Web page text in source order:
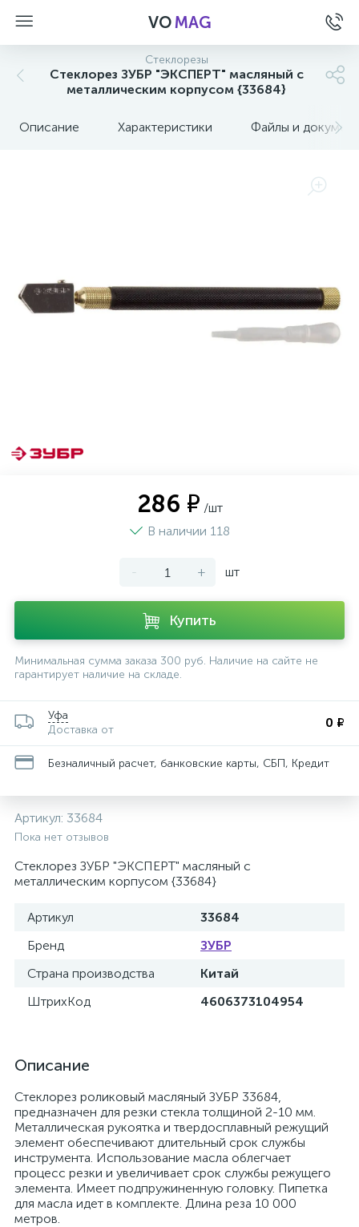
VOMAG
Стеклорезы
Стеклорез ЗУБР "ЭКСПЕРТ" масляный с
металлическим корпусом {33684}
Описание Характеристики Файлы и
286 ₽ /шт
В наличии 118
- + шт
Купить
Минимальная сумма заказа 300 руб. Наличие на сайте не
гарантирует наличие на складе.
Уфа
Доставка от
0 ₽
Безналичный расчет, банковские карты, СБП, Кредит
Артикул: 33684
Пока нет отзывов
Стеклорез ЗУБР "ЭКСПЕРТ" масляный с
металлическим корпусом {33684}
Артикул
33684
Бренд
ЗУБР
Страна производства
Китай
ШтрихКод
4606373104954
Описание
Стеклорез роликовый масляный ЗУБР 33684,
предназначен для резки стекла толщиной 2-10 мм.
Металлическая рукоятка и твердосплавный режущий
элемент обеспечивают длительный срок службы
инструмента. Использование масла облегчает
процесс резки и увеличивает срок службы режущего
элемента. Имеет подпружиненную головку. Пипетка
для масла идет в комплекте. Длина реза 10 000
метров.